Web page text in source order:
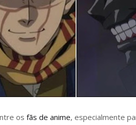
os fãs de anime, especialmente